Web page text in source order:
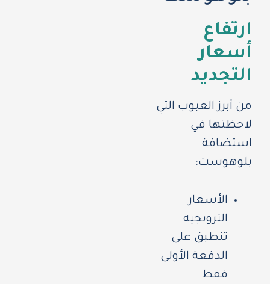
ارتفاع
أسعار
التجديد
من أبرز العيوب التي
لاحظتها في
استضافة
بلوهوست:
الأسعار
الترويجية
تنطبق على
الدفعة الأولى
فقط